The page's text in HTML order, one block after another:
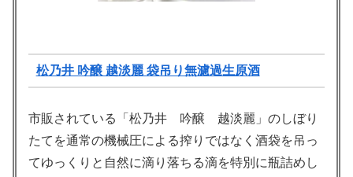
松乃井 吟醸 越淡麗 袋吊り無濾過生原酒
市販されている「松乃井 吟醸 越淡麗」のしぼり
たてを通常の機械圧による搾りではなく酒袋を吊っ
てゆっくりと自然に滴り落ちる滴を特別に瓶詰めし